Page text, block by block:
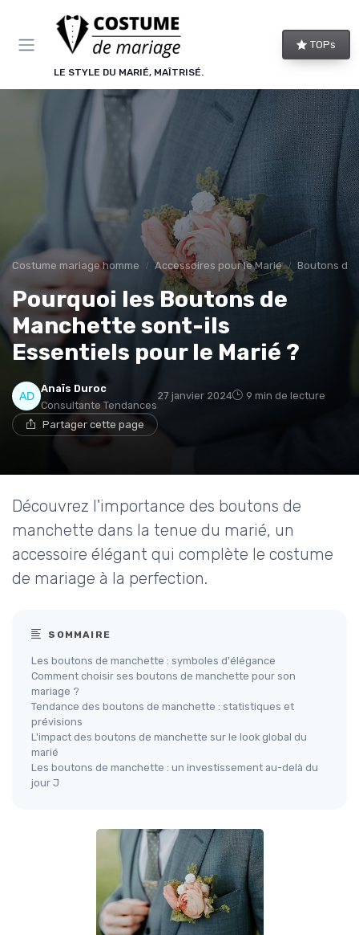
LE STYLE DU MARIÉ, MAÎTRISÉ.
TOPs
Costume mariage homme Accessoires pour le Marié Boutons de
Pourquoi les Boutons de
Manchette sont-ils
Essentiels pour le Marié ?
Anaïs Duroc
Consultante Tendances
27 janvier 2024 9 min de lecture
Partager cette page
Découvrez l'importance des boutons de
manchette dans la tenue du marié, un
accessoire élégant qui complète le costume
de mariage à la perfection.
SOMMAIRE
Les boutons de manchette : symboles d'élégance
Comment choisir ses boutons de manchette pour son
mariage ?
Tendance des boutons de manchette : statistiques et
prévisions
L'impact des boutons de manchette sur le look global du
marié
Les boutons de manchette : un investissement au-delà du
jour J